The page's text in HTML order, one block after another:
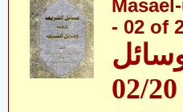
- 02 of